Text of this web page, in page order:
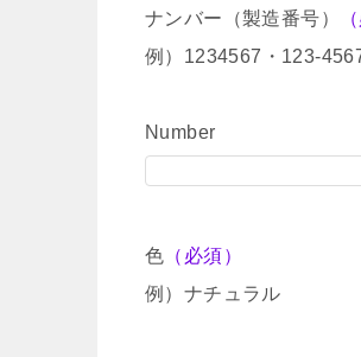
ナンバー（製造番号）
例）1234567・123-
Number
色 （必須）
例）ナチュラル